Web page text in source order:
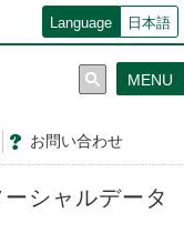
Language 日本語
お問い合わせ
MENU
シャルデータ